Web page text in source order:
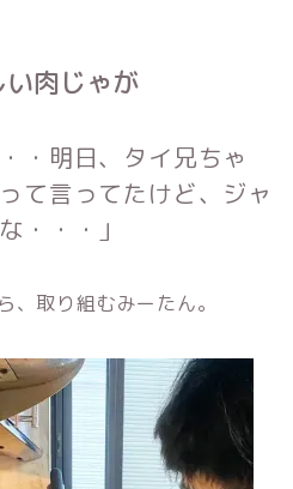
い肉じゃが
・明日、タイ兄ちゃ
て言ってたけど、 ジャ
・・・」
、取り組むみーたん。